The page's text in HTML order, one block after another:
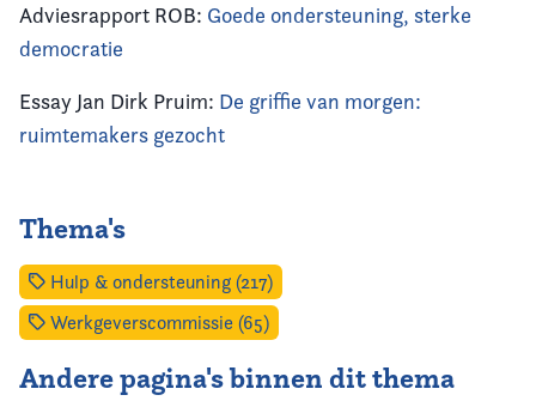
Adviesrapport ROB: Goede ondersteuning, sterke
democratie
Essay Jan Dirk Pruim: De griffie van morgen:
ruimtemakers gezocht
Thema's
Hulp & ondersteuning (217)
Werkgeverscommissie (65)
Andere pagina's binnen dit thema